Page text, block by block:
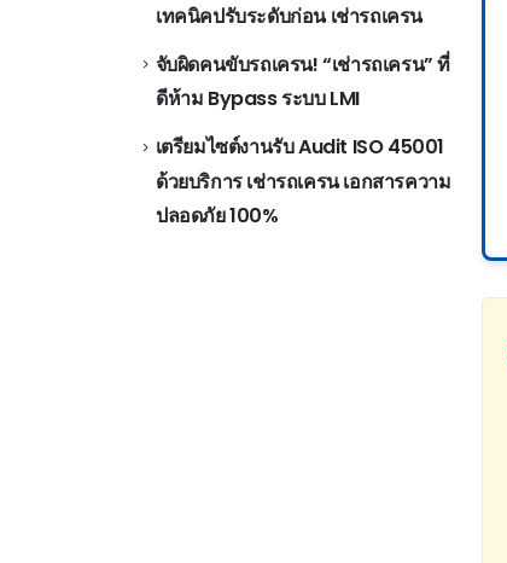
เทคนิคปรับระดับก่อน เช่ารถเครน
จับผิดคนขับรถเครน! “เช่ารถเครน” ที่
ดีห้าม Bypass ระบบ LMI
เตรียมไซต์งานรับ Audit ISO 45001
ด้วยบริการ เช่ารถเครน เอกสารความ
ปลอดภัย 100%